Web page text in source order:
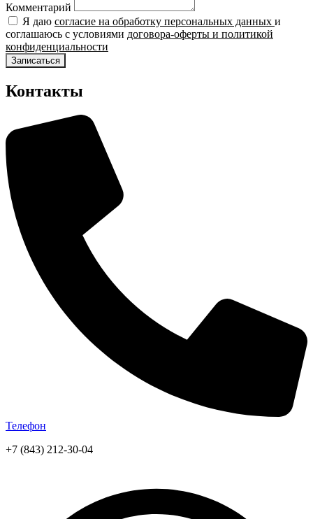
Комментарий
Я даю согласие на обработку персональных данных и
соглашаюсь с условиями договора-оферты и политикой
конфиденциальности
Записаться
Контакты
Телефон
+7 (843) 212-30-04